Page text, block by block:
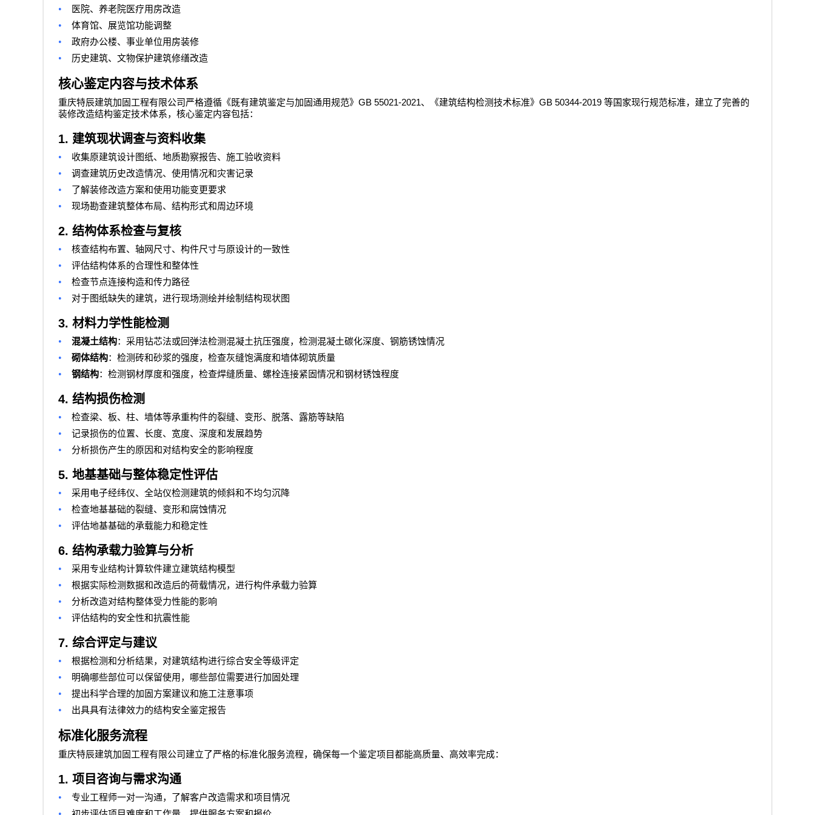
• 医院、养老院医疗用房改造
• 体育馆、展览馆功能调整
• 政府办公楼、事业单位用房装修
• 历史建筑、文物保护建筑修缮改造
核心鉴定内容与技术体系
重庆特辰建筑加固工程有限公司 严格遵循《既有建筑鉴定与加固通用规范》 GB 55021-2021、《建筑结构检测技术标准》 GB 50344-2019 等国家现行规范标准，建立了完善的
装修改造结构鉴定技术体系，核心鉴定内容包括：
1. 建筑现状调查与资料收集
• 收集原建筑设计图纸、地质勘察报告、施工验收资料
• 调查建筑历史改造情况、使用情况和灾害记录
• 了解装修改造方案和使用功能变更要求
• 现场勘查建筑整体布局、结构形式和周边环境
2. 结构体系检查与复核
• 核查结构布置、轴网尺寸、构件尺寸与原设计的一致性
• 评估结构体系的合理性和整体性
• 检查节点连接构造和传力路径
• 对于图纸缺失的建筑，进行现场测绘并绘制结构现状图
3. 材料力学性能检测
• 混凝土结构：采用钻芯法或回弹法检测混凝土抗压强度，检测混凝土碳化深度、钢筋锈蚀情况
• 砌体结构：检测砖和砂浆的强度，检查灰缝饱满度和墙体砌筑质量
• 钢结构：检测钢材厚度和强度，检查焊缝质量、螺栓连接紧固情况和钢材锈蚀程度
4. 结构损伤检测
• 检查梁、板、柱、墙体等承重构件的裂缝、变形、脱落、露筋等缺陷
• 记录损伤的位置、长度、宽度、深度和发展趋势
• 分析损伤产生的原因和对结构安全的影响程度
5. 地基基础与整体稳定性评估
• 采用电子经纬仪、全站仪检测建筑的倾斜和不均匀沉降
• 检查地基基础的裂缝、变形和腐蚀情况
• 评估地基基础的承载能力和稳定性
6. 结构承载力验算与分析
• 采用专业结构计算软件建立建筑结构模型
• 根据实际检测数据和改造后的荷载情况，进行构件承载力验算
• 分析改造对结构整体受力性能的影响
• 评估结构的安全性和抗震性能
7. 综合评定与建议
• 根据检测和分析结果，对建筑结构进行综合安全等级评定
• 明确哪些部位可以保留使用，哪些部位需要进行加固处理
• 提出科学合理的加固方案建议和施工注意事项
• 出具具有法律效力的结构安全鉴定报告
标准化服务流程
重庆特辰建筑加固工程有限公司 建立了严格的标准化服务流程，确保每一个鉴定项目都能高质量、高效率完成：
1. 项目咨询与需求沟通
• 专业工程师一对一沟通，了解客户改造需求和项目情况